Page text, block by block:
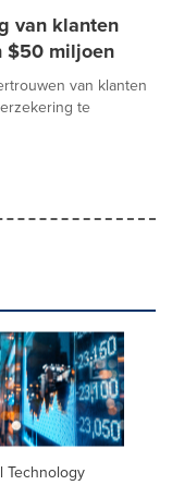
van klanten
$50 miljoen
van klanten
te
Technology